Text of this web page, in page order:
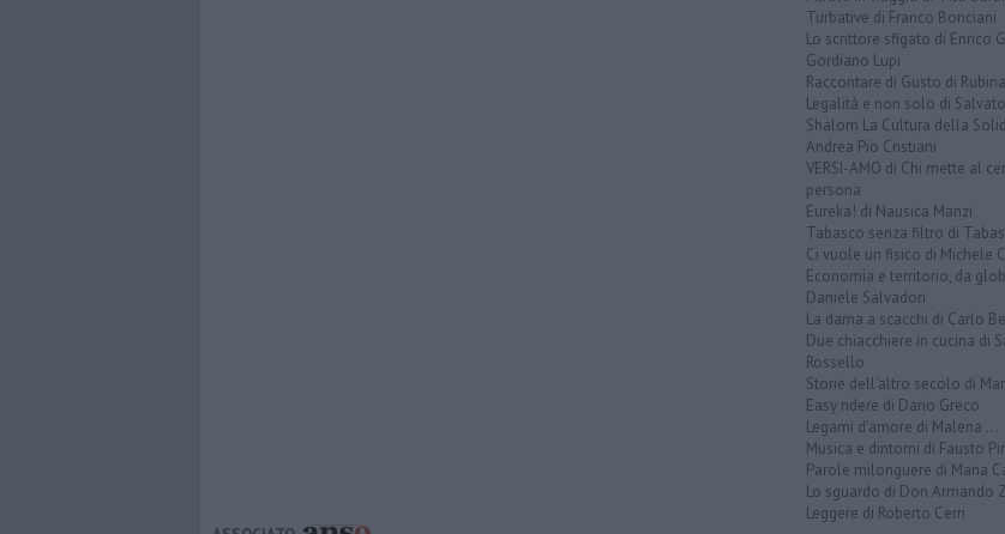
Turbative di Franco Bonciani
Lo scrittore sfigato di Enrico
Gordiano Lupi
Raccontare di Gusto di
Legalità e non solo di
Shalom La Cultura della
Andrea Pio Cristiani
VERSI-AMO di Chi mette al
persona
Eureka! di Nausica Manzi
Tabasco senza filtro di
Ci vuole un fisico di Michele
Economia e territorio, da
Daniele Salvadori
La dama a scacchi di Carlo
Due chiacchiere in cucina di
Rossello
Storie dell'altro secolo di
Easy ridere di Dario Greco
Legami d'amore di Malena ...
Musica e dintorni di Fausto
Parole milonguere di Maria
Lo sguardo di Don Armando
Leggere di Roberto Cerri